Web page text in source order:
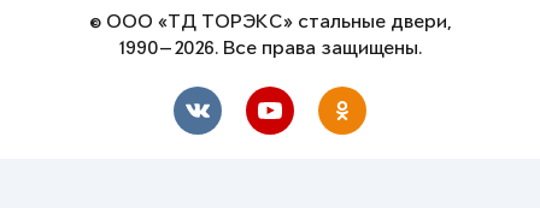
© ООО «ТД ТОРЭКС» стальные двери,
1990—2026. Все права защищены.